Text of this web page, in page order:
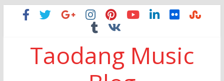
Taodang Music